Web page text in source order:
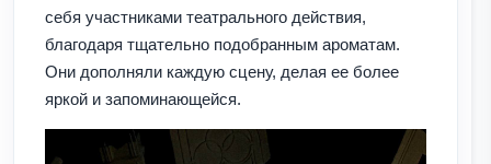
себя участниками театрального действия,
благодаря тщательно подобранным ароматам.
Они дополняли каждую сцену, делая ее более
яркой и запоминающейся.